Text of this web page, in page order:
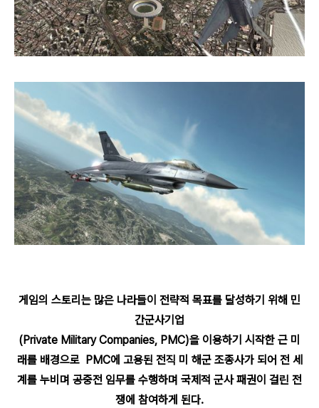
게임의 스토리는 많은 나라들이 전략적 목표를 달성하기 위해 민
간군사기업
(Private Military Companies, PMC)을 이용하기 시작한 근 미
래를 배경으로 PMC에 고용된 전직 미 해군 조종사가 되어 전 세
계를 누비며 공중전 임무를 수행하며 국제적 군사 패권이 걸린 전
쟁에 참여하게 된다.